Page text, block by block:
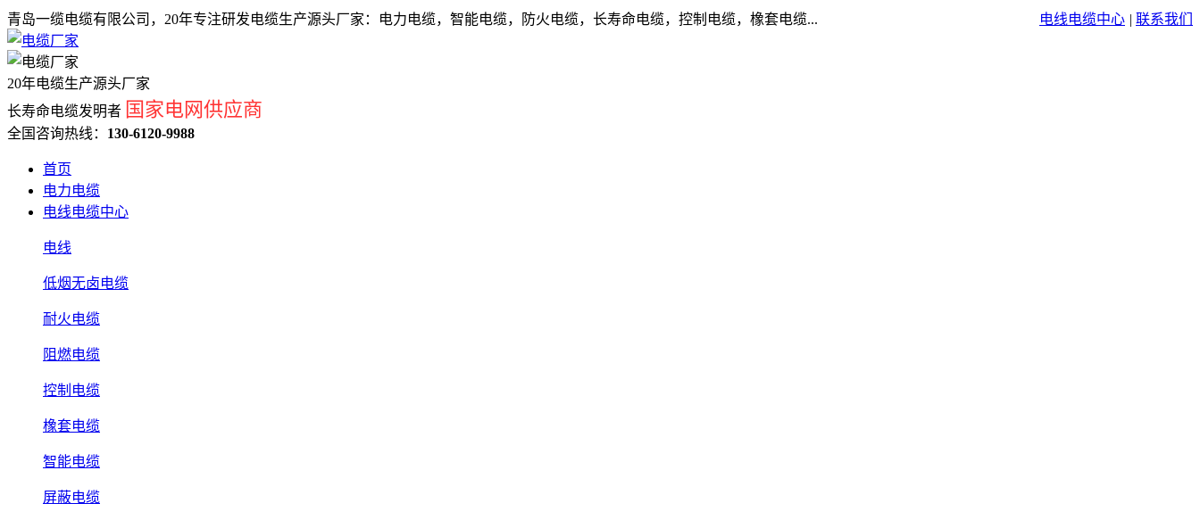
电线电缆中心 | 联系我们
青岛一缆电缆有限公司，20年专注研发电缆生产源头厂家：电力电缆，智能电缆，防火电缆，长寿命电缆，控制电缆，橡套电缆...
20年电缆生产源头厂家
长寿命电缆发明者 国家电网供应商
全国咨询热线： 130-6120-9988
首页
电力电缆
电线电缆中心
电线
低烟无卤电缆
耐火电缆
阻燃电缆
控制电缆
橡套电缆
智能电缆
屏蔽电缆